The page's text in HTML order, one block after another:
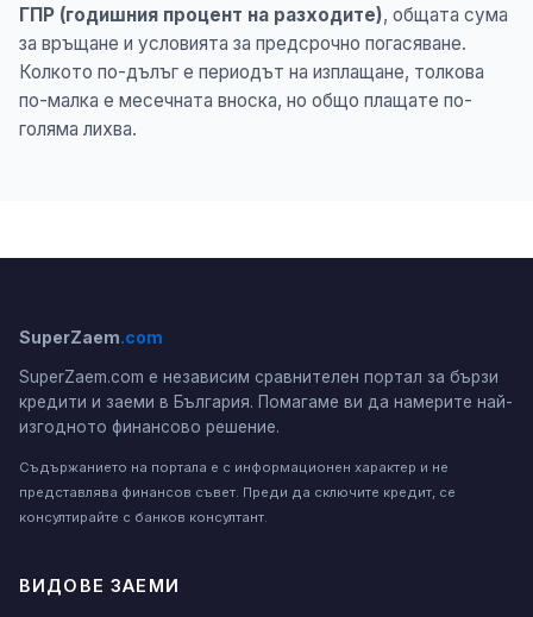
ГПР (годишния процент на разходите), общата сума
за връщане и условията за предсрочно погасяване.
Колкото по-дълъг е периодът на изплащане, толкова
по-малка е месечната вноска, но общо плащате по-
голяма лихва.
SuperZaem.com
SuperZaem.com е независим сравнителен портал за бързи
кредити и заеми в България. Помагаме ви да намерите най-
изгодното финансово решение.
Съдържанието на портала е с информационен характер и не
представлява финансов съвет. Преди да сключите кредит, се
консултирайте с банков консултант.
ВИДОВЕ ЗАЕМИ